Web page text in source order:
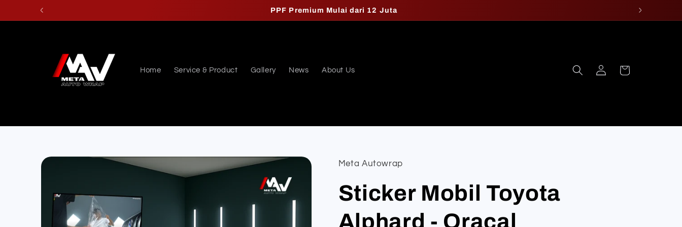
Skip to
PPF Premium Mulai dari 12 Juta
Home Service & Product Gallery News About Us
Log
in
Cart
Skip to
Meta Autowrap
Sticker Mobil Toyota
Alphard - Oracal